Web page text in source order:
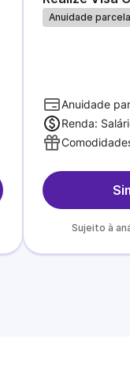
Anuidade
Anuidade
Renda:
Sujeito à